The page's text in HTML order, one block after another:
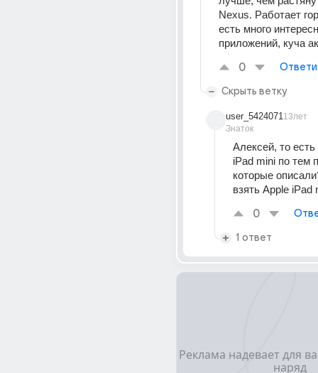
Nexus. Работает
есть много
приложений, куча
0
Скрыть ветку
user_5424071
Знаток
13лет
Алексей, то
iPad mini по тем
которые
взять Apple iPad
0
1 ответ